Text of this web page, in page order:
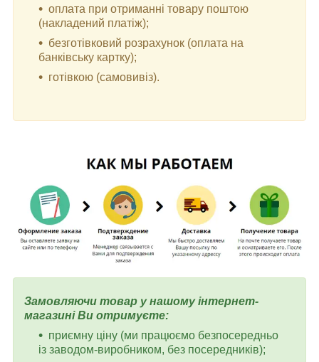
оплата при отриманні товару поштою
(накладений платіж);
безготівковий розрахунок (оплата на
банківську картку);
готівкою (самовивіз).
Замовляючи товар у нашому інтернет-
магазині Ви отримуєте:
приємну ціну (ми працюємо безпосередньо
із заводом-виробником, без посередників);